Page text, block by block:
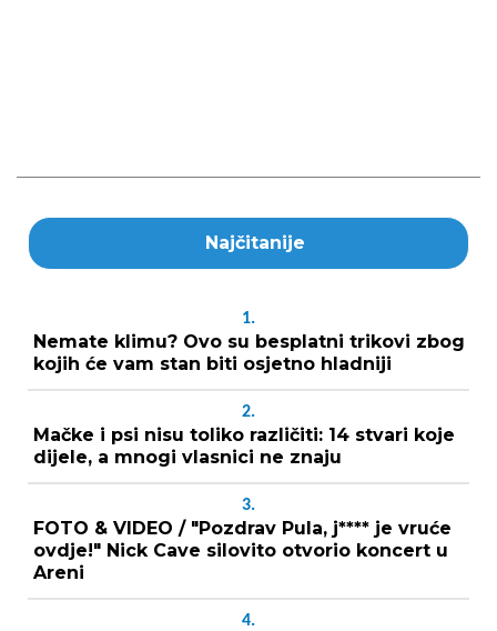
Najčitanije
1.
Nemate klimu? Ovo su besplatni trikovi zbog
kojih će vam stan biti osjetno hladniji
2.
Mačke i psi nisu toliko različiti: 14 stvari koje
dijele, a mnogi vlasnici ne znaju
3.
FOTO & VIDEO / "Pozdrav Pula, j**** je vruće
ovdje!" Nick Cave silovito otvorio koncert u
Areni
4.